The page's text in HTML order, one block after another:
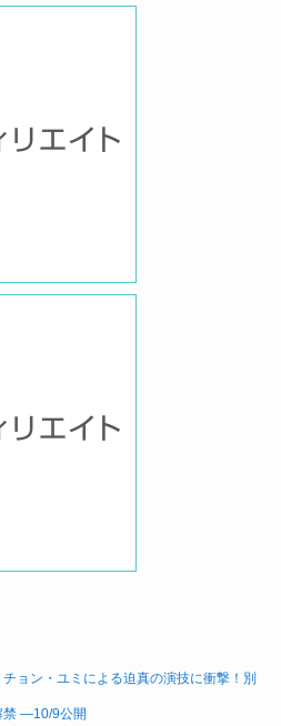
チョン・ユミによる迫真の演技に衝撃！別
禁 ―10/9公開